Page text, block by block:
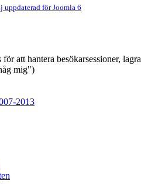
uppdaterad för Joomla 6
2013
att hantera besökarsessioner, lagra
mig")